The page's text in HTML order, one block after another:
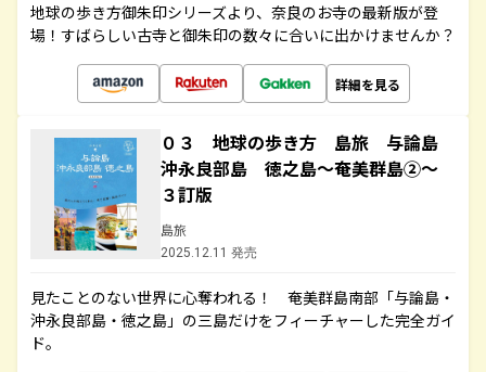
地球の歩き方御朱印シリーズより、奈良のお寺の最新版が登
場！すばらしい古寺と御朱印の数々に合いに出かけませんか？
詳細を見る
０３ 地球の歩き方 島旅 与論島
沖永良部島 徳之島～奄美群島②～
３訂版
島旅
2025.12.11 発売
見たことのない世界に心奪われる！ 奄美群島南部「与論島・
沖永良部島・徳之島」の三島だけをフィーチャーした完全ガイ
ド。